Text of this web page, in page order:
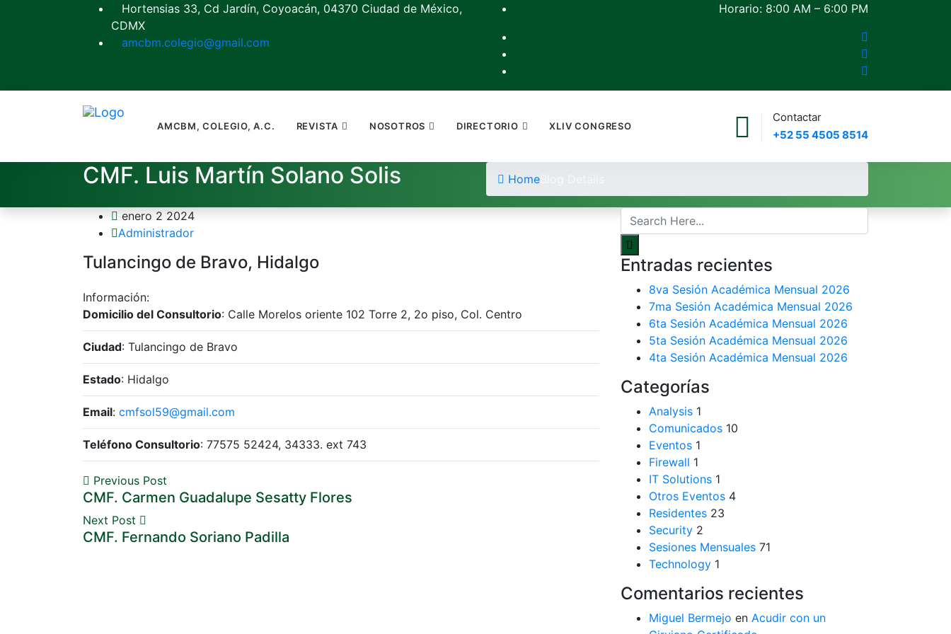
Hortensias 33, Cd Jardín, Coyoacán, 04370 Ciudad de México,
CDMX
amcbm.colegio@gmail.com
Horario: 8:00 AM – 6:00 PM
Contactar
+52 55 4505 8514
AMCBM, COLEGIO, A.C. REVISTA NOSOTROS DIRECTORIO XLIV CONGRESO
CMF. Luis Martín Solano Solis Home
enero 2 2024
Administrador
Tulancingo de Bravo, Hidalgo
Información:
Domicilio del Consultorio: Calle Morelos oriente 102 Torre 2, 2o piso, Col. Centro
Ciudad: Tulancingo de Bravo
Estado: Hidalgo
Email: cmfsol59@gmail.com
Teléfono Consultorio: 77575 52424, 34333. ext 743
Previous Post
CMF. Carmen Guadalupe Sesatty Flores
Next Post
CMF. Fernando Soriano Padilla
Entradas recientes
8va Sesión Académica Mensual 2026
7ma Sesión Académica Mensual 2026
6ta Sesión Académica Mensual 2026
5ta Sesión Académica Mensual 2026
4ta Sesión Académica Mensual 2026
Categorías
Analysis 1
Comunicados 10
Eventos 1
Firewall 1
IT Solutions 1
Otros Eventos 4
Residentes 23
Security 2
Sesiones Mensuales 71
Technology 1
Comentarios recientes
Miguel Bermejo en Acudir con un